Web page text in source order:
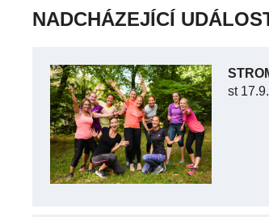
NADCHÁZEJÍCÍ
st